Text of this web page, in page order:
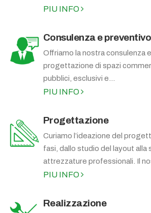
PIU INFO
Consulenza e
Offriamo la nostra consulenza
progettazione di spazi
pubblici, esclusivi e...
PIU INFO
Progettazione
Curiamo l’ideazione del
fasi, dallo studio del layout alla
attrezzature professionali. Il
PIU INFO
Realizzazione